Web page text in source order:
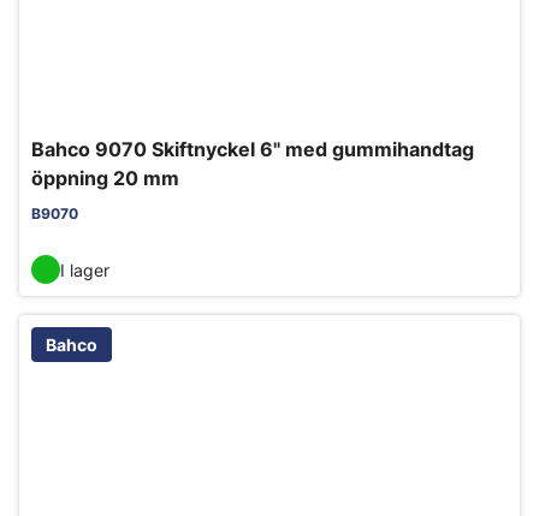
Bahco 9070 Skiftnyckel 6" med gummihandtag
öppning 20 mm
B9070
I lager
Bahco